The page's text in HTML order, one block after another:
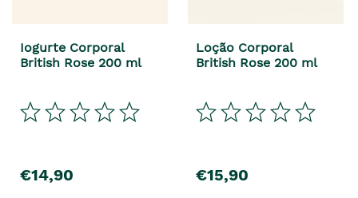
Iogurte Corporal
British Rose 200 ml
€14,90
Loção Corporal
British Rose 200 ml
€15,90